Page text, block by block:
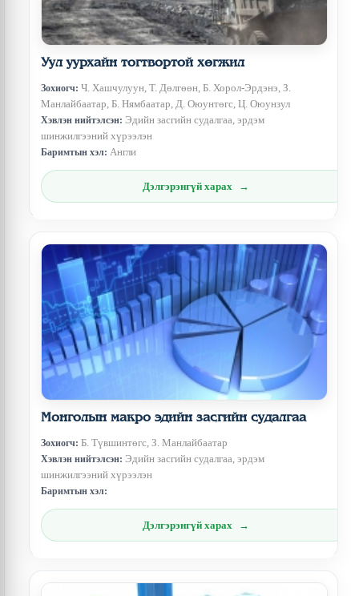
Уул уурхайн тогтвортой хөгжил
Зохиогч: Ч. Хашчулуун, Т. Дөлгөөн, Б. Хорол-Эрдэнэ, З.
Манлайбаатар, Б. Нямбаатар, Д. Оюунтөгс, Ц. Оюунзул
Хэвлэн нийтэлсэн: Эдийн засгийн судалгаа, эрдэм
шинжилгээний хүрээлэн
Баримтын хэл: Англи
Дэлгэрэнгүй харах
Монголын макро эдийн засгийн судалгаа
Зохиогч: Б. Түвшинтөгс, З. Манлайбаатар
Хэвлэн нийтэлсэн: Эдийн засгийн судалгаа, эрдэм
шинжилгээний хүрээлэн
Баримтын хэл:
Дэлгэрэнгүй харах